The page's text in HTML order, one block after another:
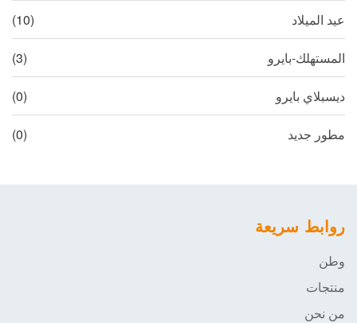
عيد الميلاد (10)
المستهلك-بايرو (3)
ديسبلاي بايرو (0)
مطور جديد (0)
روابط سريعة
وطن
منتجات
من نحن